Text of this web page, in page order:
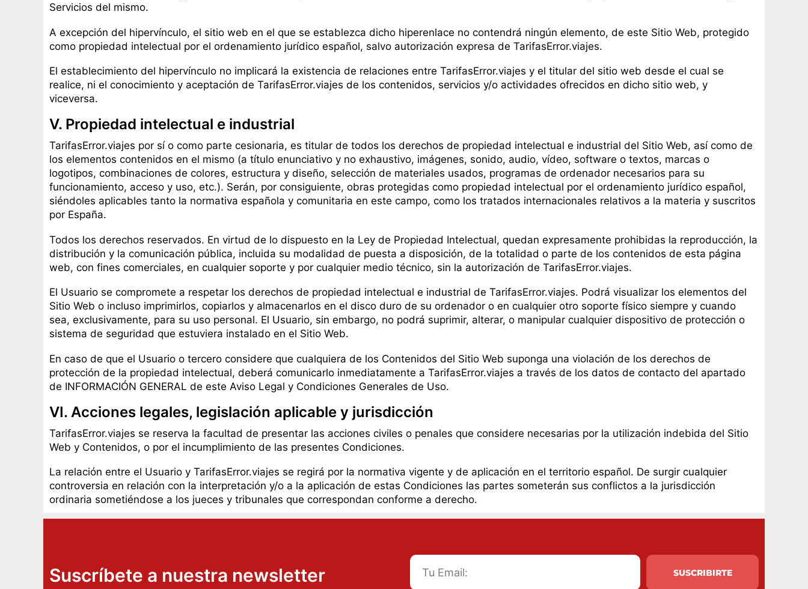
Servicios del mismo.
A excepción del hipervínculo, el sitio web en el que se establezca dicho hiperenlace no contendrá ningún elemento, de este Sitio Web, protegido
como propiedad intelectual por el ordenamiento jurídico español, salvo autorización expresa de TarifasError.viajes.
El establecimiento del hipervínculo no implicará la existencia de relaciones entre TarifasError.viajes y el titular del sitio web desde el cual se
realice, ni el conocimiento y aceptación de TarifasError.viajes de los contenidos, servicios y/o actividades ofrecidos en dicho sitio web, y
viceversa.
V. Propiedad intelectual e industrial
TarifasError.viajes por sí o como parte cesionaria, es titular de todos los derechos de propiedad intelectual e industrial del Sitio Web, así como de
los elementos contenidos en el mismo (a título enunciativo y no exhaustivo, imágenes, sonido, audio, vídeo, software o textos, marcas o
logotipos, combinaciones de colores, estructura y diseño, selección de materiales usados, programas de ordenador necesarios para su
funcionamiento, acceso y uso, etc.). Serán, por consiguiente, obras protegidas como propiedad intelectual por el ordenamiento jurídico español,
siéndoles aplicables tanto la normativa española y comunitaria en este campo, como los tratados internacionales relativos a la materia y suscritos
por España.
Todos los derechos reservados. En virtud de lo dispuesto en la Ley de Propiedad Intelectual, quedan expresamente prohibidas la reproducción, la
distribución y la comunicación pública, incluida su modalidad de puesta a disposición, de la totalidad o parte de los contenidos de esta página
web, con fines comerciales, en cualquier soporte y por cualquier medio técnico, sin la autorización de TarifasError.viajes.
El Usuario se compromete a respetar los derechos de propiedad intelectual e industrial de TarifasError.viajes. Podrá visualizar los elementos del
Sitio Web o incluso imprimirlos, copiarlos y almacenarlos en el disco duro de su ordenador o en cualquier otro soporte físico siempre y cuando
sea, exclusivamente, para su uso personal. El Usuario, sin embargo, no podrá suprimir, alterar, o manipular cualquier dispositivo de protección o
sistema de seguridad que estuviera instalado en el Sitio Web.
En caso de que el Usuario o tercero considere que cualquiera de los Contenidos del Sitio Web suponga una violación de los derechos de
protección de la propiedad intelectual, deberá comunicarlo inmediatamente a TarifasError.viajes a través de los datos de contacto del apartado
de INFORMACIÓN GENERAL de este Aviso Legal y Condiciones Generales de Uso.
VI. Acciones legales, legislación aplicable y jurisdicción
TarifasError.viajes se reserva la facultad de presentar las acciones civiles o penales que considere necesarias por la utilización indebida del Sitio
Web y Contenidos, o por el incumplimiento de las presentes Condiciones.
La relación entre el Usuario y TarifasError.viajes se regirá por la normativa vigente y de aplicación en el territorio español. De surgir cualquier
controversia en relación con la interpretación y/o a la aplicación de estas Condiciones las partes someterán sus conflictos a la jurisdicción
ordinaria sometiéndose a los jueces y tribunales que correspondan conforme a derecho.
Suscríbete a nuestra newsletter SUSCRIBIRTE